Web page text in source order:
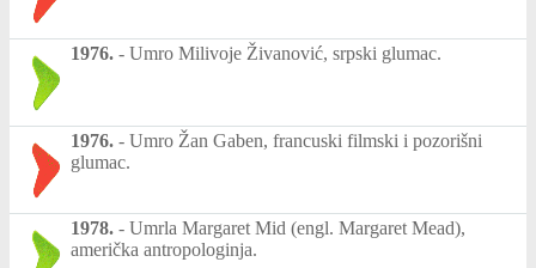
1976. - Umro Milivoje Živanović, srpski glumac.
1976. - Umro Žan Gaben, francuski filmski i pozorišni
glumac.
1978. - Umrla Margaret Mid (engl. Margaret Mead),
američka antropologinja.